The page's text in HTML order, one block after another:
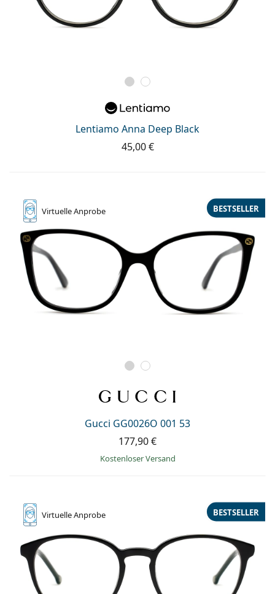
Lentiamo Anna Deep Black
45,00 €
VirtuelleAnprobe
Gucci GG0026O 001 53
BESTSELLER
177,90 €
Kostenloser Versand
VirtuelleAnprobe BESTSELLER